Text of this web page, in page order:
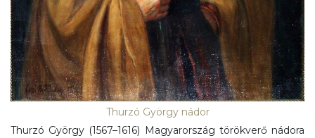
Thurzó György nádor
Thurzó György (1567–1616) Magyarország törökverő nádora